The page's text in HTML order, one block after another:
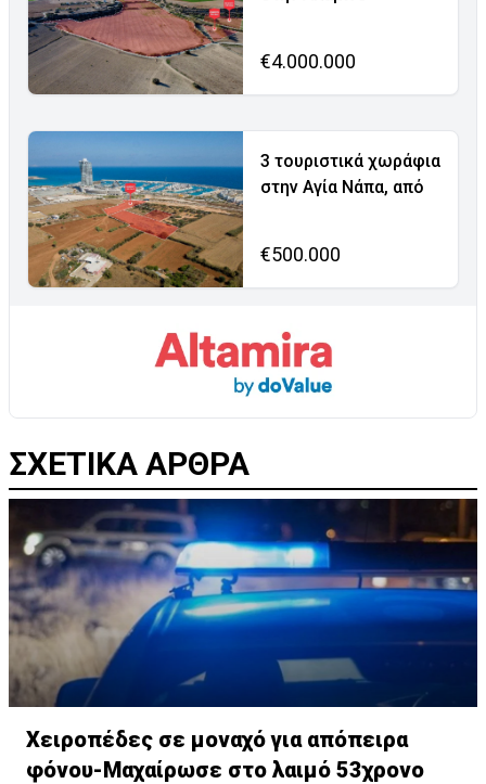
€4.000.000
3 τουριστικά χωράφια
στην Αγία Νάπα, από
€500.000
ΣΧΕΤΙΚΑ ΑΡΘΡΑ
Χειροπέδες σε μοναχό για απόπειρα
φόνου-Μαχαίρωσε στο λαιμό 53χρονο